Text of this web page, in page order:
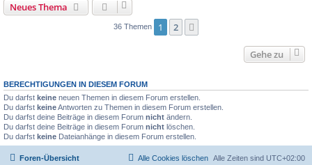
Neues Thema
36 Themen 1 2
Gehe zu
BERECHTIGUNGEN IN DIESEM FORUM
Du darfst keine neuen Themen in diesem Forum erstellen.
Du darfst keineAntworten zu Themen in diesem Forum erstellen.
Du darfst deine Beiträge in diesem Forum nicht ändern.
Du darfst deine Beiträge in diesem Forum nicht löschen.
Du darfst keine Dateianhänge in diesem Forum erstellen.
Foren-Übersicht Alle Zeiten sind UTC+02:00
Alle Cookies löschen